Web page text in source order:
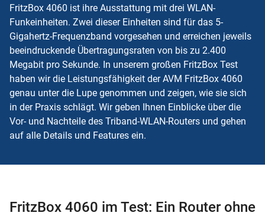
FritzBox 4060 ist ihre Ausstattung mit drei WLAN-
Funkeinheiten. Zwei dieser Einheiten sind für das 5-
Gigahertz-Frequenzband vorgesehen und erreichen jeweils
beeindruckende Übertragungsraten von bis zu 2.400
Megabit pro Sekunde. In unserem großen FritzBox Test
haben wir die Leistungsfähigkeit der AVM FritzBox 4060
genau unter die Lupe genommen und zeigen, wie sie sich
in der Praxis schlägt. Wir geben Ihnen Einblicke über die
Vor- und Nachteile des Triband-WLAN-Routers und gehen
auf alle Details und Features ein.
FritzBox 4060 im Test: Ein Router ohne